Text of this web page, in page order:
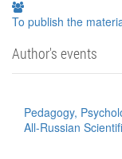
To publish the
Author's events
Pedagogy,
All-Russian